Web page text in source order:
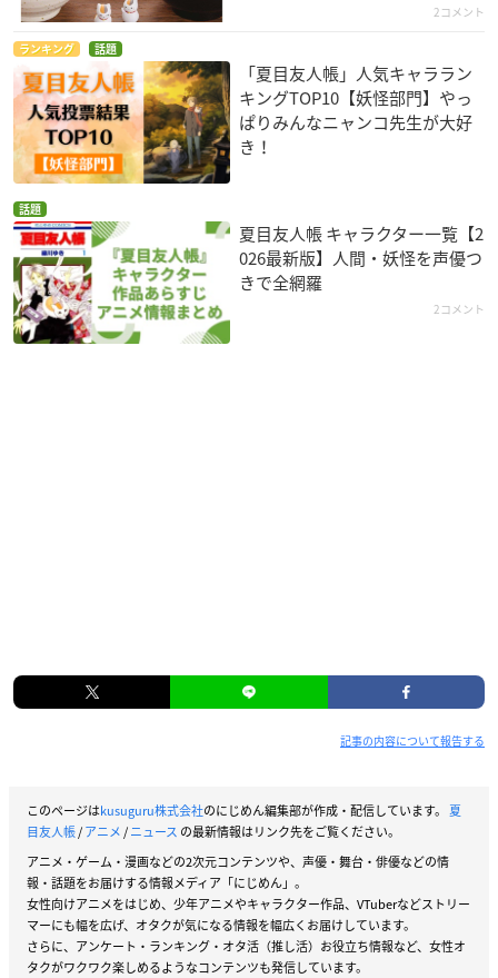
2コメント
ランキング 話題
「夏目友人帳」人気キャララン
キングTOP10【妖怪部門】やっ
ぱりみんなニャンコ先生が大好
き！
話題
夏目友人帳 キャラクター一覧【2
026最新版】人間・妖怪を声優つ
きで全網羅
2コメント
記事の内容について報告する
このページはkusuguru株式会社のにじめん編集部が作成・配信しています。 夏
目友人帳/アニメ/ニュース の最新情報はリンク先をご覧ください。
アニメ・ゲーム・漫画などの2次元コンテンツや、声優・舞台・俳優などの情
報・話題をお届けする情報メディア「にじめん」。
女性向けアニメをはじめ、少年アニメやキャラクター作品、VTuberなどストリー
マーにも幅を広げ、オタクが気になる情報を幅広くお届けしています。
さらに、アンケート・ランキング・オタ活（推し活）お役立ち情報など、女性オ
タクがワクワク楽しめるようなコンテンツも発信しています。